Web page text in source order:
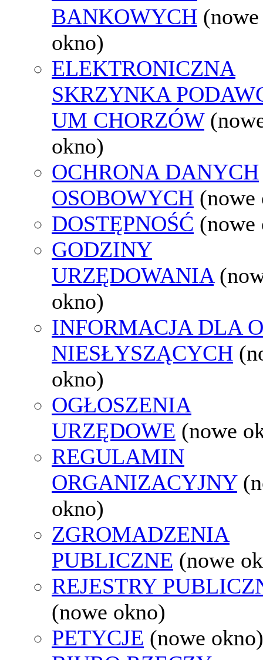
BANKOWYCH (nowe
okno)
ELEKTRONICZNA
SKRZYNKA
UM CHORZÓW
okno)
OCHRONA DANYCH
OSOBOWYCH (nowe
DOSTĘPNOŚĆ (nowe
GODZINY
URZĘDOWANIA
okno)
INFORMACJA DLA
NIESŁYSZĄCYCH
okno)
OGŁOSZENIA
URZĘDOWE (nowe
REGULAMIN
ORGANIZACYJNY
okno)
ZGROMADZENIA
PUBLICZNE (nowe
REJESTRY
(nowe okno)
PETYCJE (nowe okno)